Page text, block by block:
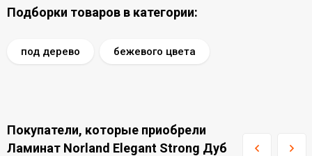
Подборки товаров в категории:
под дерево бежевого цвета
Покупатели, которые приобрели
Ламинат Norland Elegant Strong Дуб